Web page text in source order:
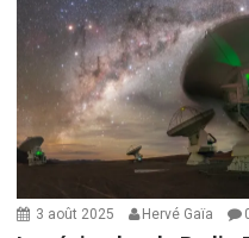
3 août 2025 Hervé Gaïa